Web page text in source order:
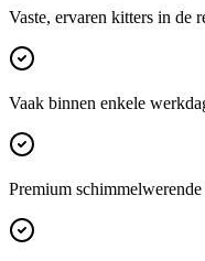
Vaste, ervaren kitters in de
Vaak binnen enkele
Premium